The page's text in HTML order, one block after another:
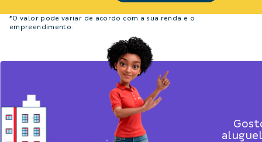
*O valor pode variar de acordo com a sua renda e o
empreendimento.